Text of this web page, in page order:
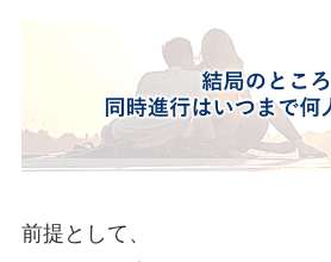
前提として、